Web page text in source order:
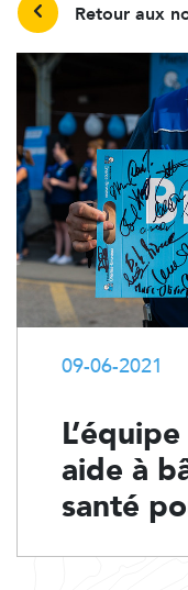
Retour aux
09-06-2021
aide à
santé